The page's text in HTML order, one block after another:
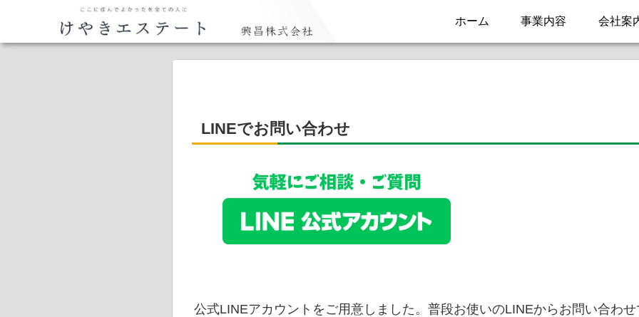
ホーム 事業内容 会社案
LINEでお問い合わせ
公式LINEアカウントをご用意しました。普段お使いのLINEからお問い合わせ